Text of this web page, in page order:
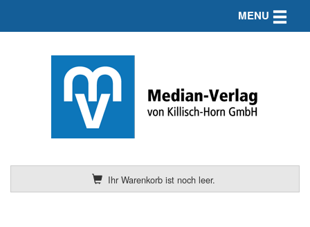
Ihr Warenkorb ist noch leer.
MENU Toggle